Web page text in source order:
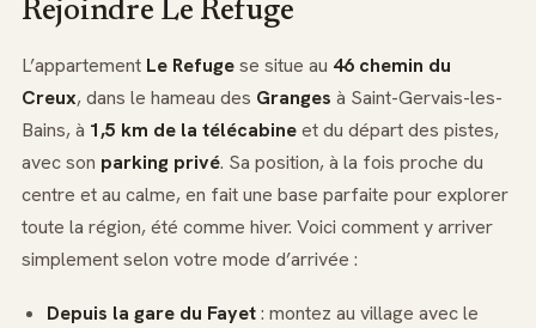
Rejoindre Le Refuge
L’appartement Le Refugese situe au 46 chemin du
Creux, dans le hameau des Granges à Saint-Gervais-les-
Bains, à 1,5 km de la télécabineet du départ des pistes,
avec son parking privé. Sa position, à la fois proche du
centre et au calme, en fait une base parfaite pour explorer
toute la région, été comme hiver. Voici comment y arriver
simplement selon votre mode d’arrivée :
Depuis la gare du Fayet: montez au village avec le